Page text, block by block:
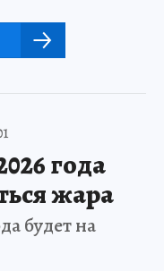
года
жара
будет на